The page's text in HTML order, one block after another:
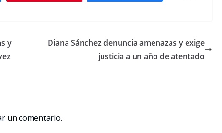
y
Diana Sánchez denuncia amenazas y exige
justicia a un año de atentado
un comentario.